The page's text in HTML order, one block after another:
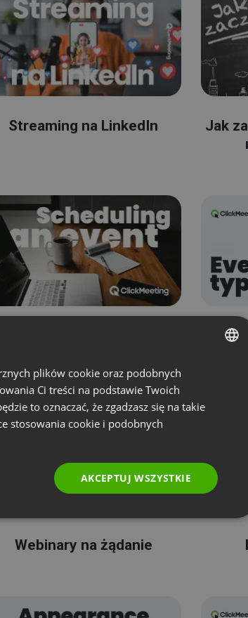
Streaming na LinkedIn
Jak
Webinary na żądanie
ENGLISH
FRENCH
RUSSIAN
SPANISH
plików cookie oraz podobnych
Ci treści na podstawie Twoich
to oznaczać, że zgadzasz się na takie
stosowania cookie i podobnych
AKCEPTUJ WSZYSTKIE